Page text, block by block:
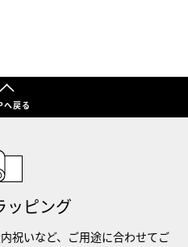
へ戻る
ッピング
祝いなど、ご用途に合わせてご